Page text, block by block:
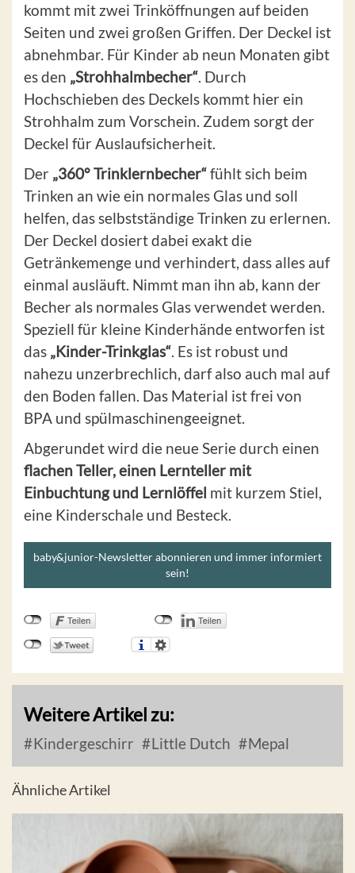
kommt mit zwei Trinköffnungen auf beiden
Seiten und zwei großen Griffen. Der Deckel ist
abnehmbar. Für Kinder ab neun Monaten gibt
es den „Strohhalmbecher“. Durch
Hochschieben des Deckels kommt hier ein
Strohhalm zum Vorschein. Zudem sorgt der
Deckel für Auslaufsicherheit.
Der „360° Trinklernbecher“fühlt sich beim
Trinken an wie ein normales Glas und soll
helfen, das selbstständige Trinken zu erlernen.
Der Deckel dosiert dabei exakt die
Getränkemenge und verhindert, dass alles auf
einmal ausläuft. Nimmt man ihn ab, kann der
Becher als normales Glas verwendet werden.
Speziell für kleine Kinderhände entworfen ist
das „Kinder-Trinkglas“. Es ist robust und
nahezu unzerbrechlich, darf also auch mal auf
den Boden fallen. Das Material ist frei von
BPA und spülmaschinengeeignet.
Abgerundet wird die neue Serie durch einen
flachen Teller, einen Lernteller mit
Einbuchtung und Lernlöffel mit kurzem Stiel,
eine Kinderschale und Besteck.
baby&junior-Newsletter abonnieren und immer informiert
sein!
Weitere Artikel zu:
Kindergeschirr Little Dutch Mepal
Ähnliche Artikel